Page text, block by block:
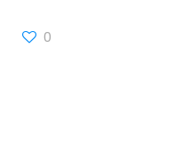
0